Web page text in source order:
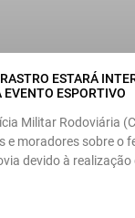
ESTARÁ
EVENTO ESPORTIVO
Militar Rodoviária
e moradores sobre o
devido à